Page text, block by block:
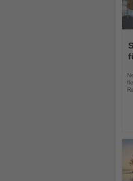
Sie
die